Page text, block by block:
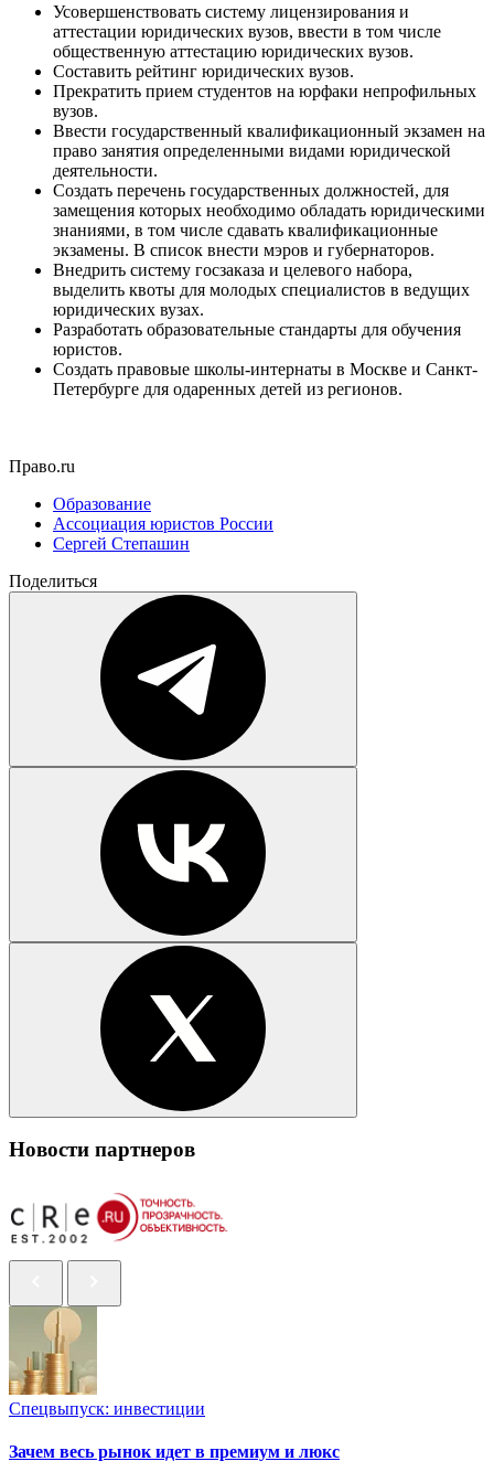
Усовершенствовать систему лицензирования и
аттестации юридических вузов, ввести в том числе
общественную аттестацию юридических вузов.
Составить рейтинг юридических вузов.
Прекратить прием студентов на юрфаки непрофильных
вузов.
Ввести государственный квалификационный экзамен на
право занятия определенными видами юридической
деятельности.
Создать перечень государственных должностей, для
замещения которых необходимо обладать юридическими
знаниями, в том числе сдавать квалификационные
экзамены. В список внести мэров и губернаторов.
Внедрить систему госзаказа и целевого набора,
выделить квоты для молодых специалистов в ведущих
юридических вузах.
Разработать образовательные стандарты для обучения
юристов.
Создать правовые школы-интернаты в Москве и Санкт-
Петербурге для одаренных детей из регионов.
Право.ru
Образование
Ассоциация юристов России
Сергей Степашин
Поделиться
Новости партнеров
Спецвыпуск: инвестиции
Зачем весь рынок идет в премиум и люкс